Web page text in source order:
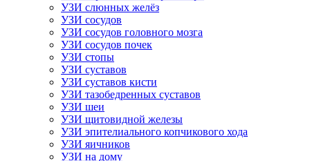
УЗИ слюнных желёз
УЗИ сосудов
УЗИ сосудов головного мозга
УЗИ сосудов почек
УЗИ стопы
УЗИ суставов
УЗИ суставов кисти
УЗИ тазобедренных суставов
УЗИ шеи
УЗИ щитовидной железы
УЗИ эпителиального копчикового хода
УЗИ яичников
УЗИ на дому